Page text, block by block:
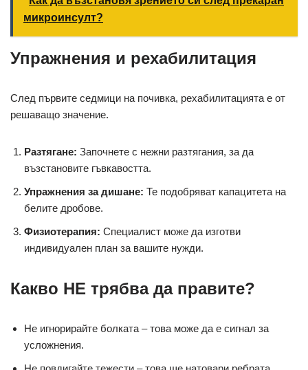
микроинсулт?
Упражнения и рехабилитация
След първите седмици на почивка, рехабилитацията е от
решаващо значение.
Разтягане: Започнете с нежни разтягания, за да
възстановите гъвкавостта.
Упражнения за дишане: Те подобряват капацитета на
белите дробове.
Физиотерапия: Специалист може да изготви
индивидуален план за вашите нужди.
Какво НЕ трябва да правите?
Не игнорирайте болката – това може да е сигнал за
усложнения.